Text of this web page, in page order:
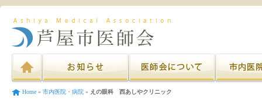
Home » 市内医院・病院 » えの眼科 西あしやクリニック